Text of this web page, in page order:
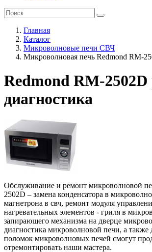
Главная
Каталог
Микроволновые печи СВЧ
Микроволновая печь Redmond RM-
Redmond RM-
диагностика
Обслуживание и ремонт микроволновой
2502D – замена конденсатора в
магнетрона в свч, ремонт модуля
нагревательных элементов - гриля в
запирающего механизма на дверце
диагностика микроволновой печи, а также
поломок микроволновых печей смогут
отремонтировать наши мастера.